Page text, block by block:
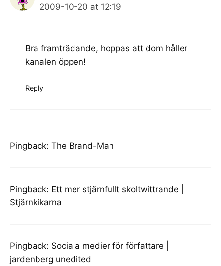
2009-10-20 at 12:19
Bra framträdande, hoppas att dom håller
kanalen öppen!
Reply
Pingback: The Brand-Man
Pingback: Ett mer stjärnfullt skoltwittrande |
Stjärnkikarna
Pingback: Sociala medier för författare |
jardenberg unedited